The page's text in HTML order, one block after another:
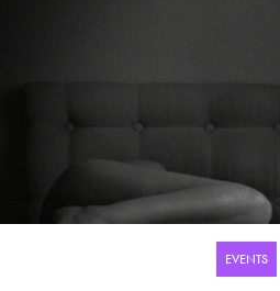
EVENTS